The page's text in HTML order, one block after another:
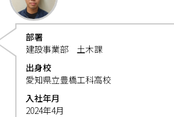
部署
建設事業部 土木課
出身校
愛知県立豊橋工科高校
入社年月
2024年4月